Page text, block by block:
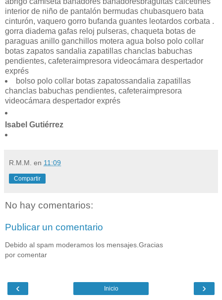
interior de niño de pantalón bermudas chubasquero bata
cinturón, vaquero gorro bufanda guantes leotardos corbata .
gorra diadema gafas reloj pulseras, chaqueta botas de
paraguas anillo ganchillos motera agua bolso polo collar
botas zapatos sandalia zapatillas chanclas babuchas
pendientes, cafeteraimpresora videocámara despertador
exprés
bolso polo collar botas zapatossandalia zapatillas
chanclas babuchas pendientes, cafeteraimpresora
videocámara despertador exprés
Isabel Gutiérrez
R.M.M. en 11:09
Compartir
No hay comentarios:
Publicar un comentario
Debido al spam moderamos los mensajes.Gracias
por comentar
‹ ›
Inicio